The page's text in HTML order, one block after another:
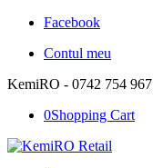
Facebook
Contul meu
KemiRO - 0742 754 967
0Shopping Cart